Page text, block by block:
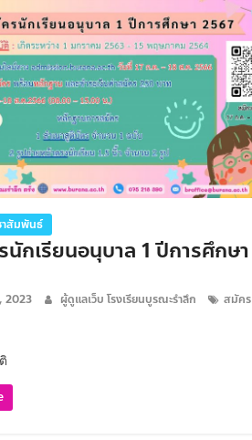
าสัมพันธ์
กเรียนอนุบาล 1 ปีการศึกษา
2023 ผู้ดูแลเว็บ โรงเรียนบูรณะรำลึก
สมัคร